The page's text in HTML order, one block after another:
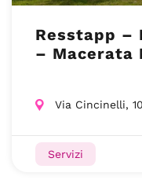
Resstapp –
– Macerata
Via Cincinelli,
Servizi